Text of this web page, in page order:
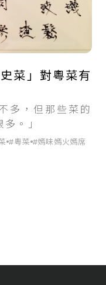
菜」對粵菜有
多，但那些菜的
。」
#粵菜 #嫣味嫣火嫣席